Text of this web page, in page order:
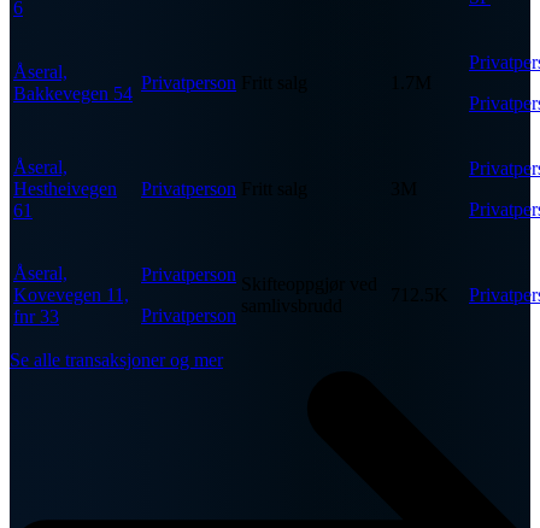
6
Åseral,
Bakkevegen 54
Privatperson Fritt salg
Åseral,
Hestheivegen
61
Privatperson Fritt salg
Åseral,
Kovevegen 11,
fnr 33
Privatperson
Privatperson
Skifteoppgjør ved
samlivsbrudd
Se alle transaksjoner og mer